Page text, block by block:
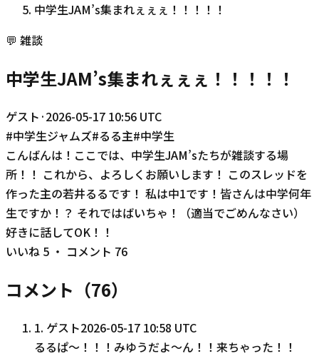
中学生JAM’s集まれぇぇぇ！！！！！
💬 雑談
中学生JAM’s集まれぇぇぇ！！！！！
ゲスト ·2026-05-17 10:56 UTC
#中学生ジャムズ#るる主#中学生
こんばんは！ここでは、中学生JAM’sたちが雑談する場
所！！ これから、よろしくお願いします！ このスレッドを
作った主の若井るるです！ 私は中1です！皆さんは中学何年
生ですか！？ それではばいちゃ！（適当でごめんなさい）
好きに話してOK！！
いいね 5 ・ コメント 76
コメント（76）
1. ゲスト2026-05-17 10:58 UTC
るるぱ〜！！！みゆうだよ〜ん！！来ちゃった！！